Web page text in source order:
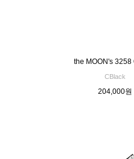
the MOON's 3258
CBlack
204,000원